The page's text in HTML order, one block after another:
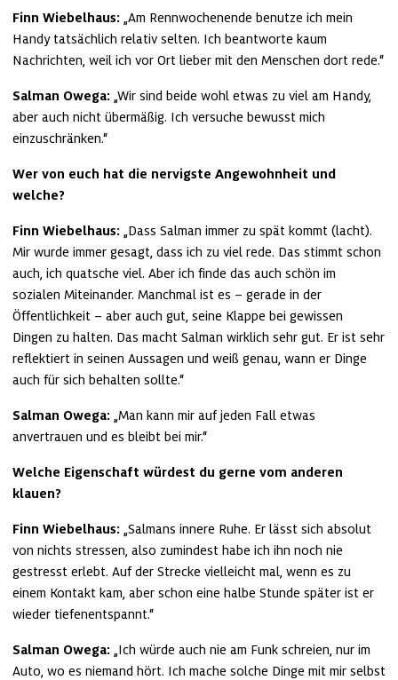
Finn Wiebelhaus: „Am Rennwochenende benutze ich mein
Handy tatsächlich relativ selten. Ich beantworte kaum
Nachrichten, weil ich vor Ort lieber mit den Menschen dort rede.“
Salman Owega: „Wir sind beide wohl etwas zu viel am Handy,
aber auch nicht übermäßig. Ich versuche bewusst mich
einzuschränken.“
Wer von euch hat die nervigste Angewohnheit und
welche?
Finn Wiebelhaus: „Dass Salman immer zu spät kommt (lacht).
Mir wurde immer gesagt, dass ich zu viel rede. Das stimmt schon
auch, ich quatsche viel. Aber ich finde das auch schön im
sozialen Miteinander. Manchmal ist es – gerade in der
Öffentlichkeit – aber auch gut, seine Klappe bei gewissen
Dingen zu halten. Das macht Salman wirklich sehr gut. Er ist sehr
reflektiert in seinen Aussagen und weiß genau, wann er Dinge
auch für sich behalten sollte.“
Salman Owega: „Man kann mir auf jeden Fall etwas
anvertrauen und es bleibt bei mir.“
Welche Eigenschaft würdest du gerne vom anderen
klauen?
Finn Wiebelhaus: „Salmans innere Ruhe. Er lässt sich absolut
von nichts stressen, also zumindest habe ich ihn noch nie
gestresst erlebt. Auf der Strecke vielleicht mal, wenn es zu
einem Kontakt kam, aber schon eine halbe Stunde später ist er
wieder tiefenentspannt.“
Salman Owega: „Ich würde auch nie am Funk schreien, nur im
Auto, wo es niemand hört. Ich mache solche Dinge mit mir selbst